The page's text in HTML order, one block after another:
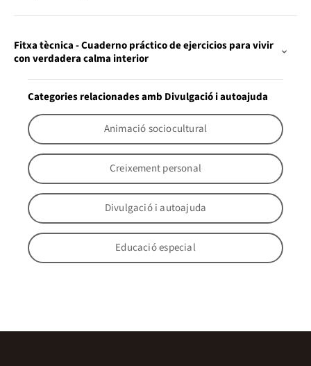
Fitxa tècnica - Cuaderno práctico de ejercicios para vivir
con verdadera calma interior
Categories relacionades amb Divulgació i autoajuda
Animació sociocultural
Creixement personal
Divulgació i autoajuda
Educació especial